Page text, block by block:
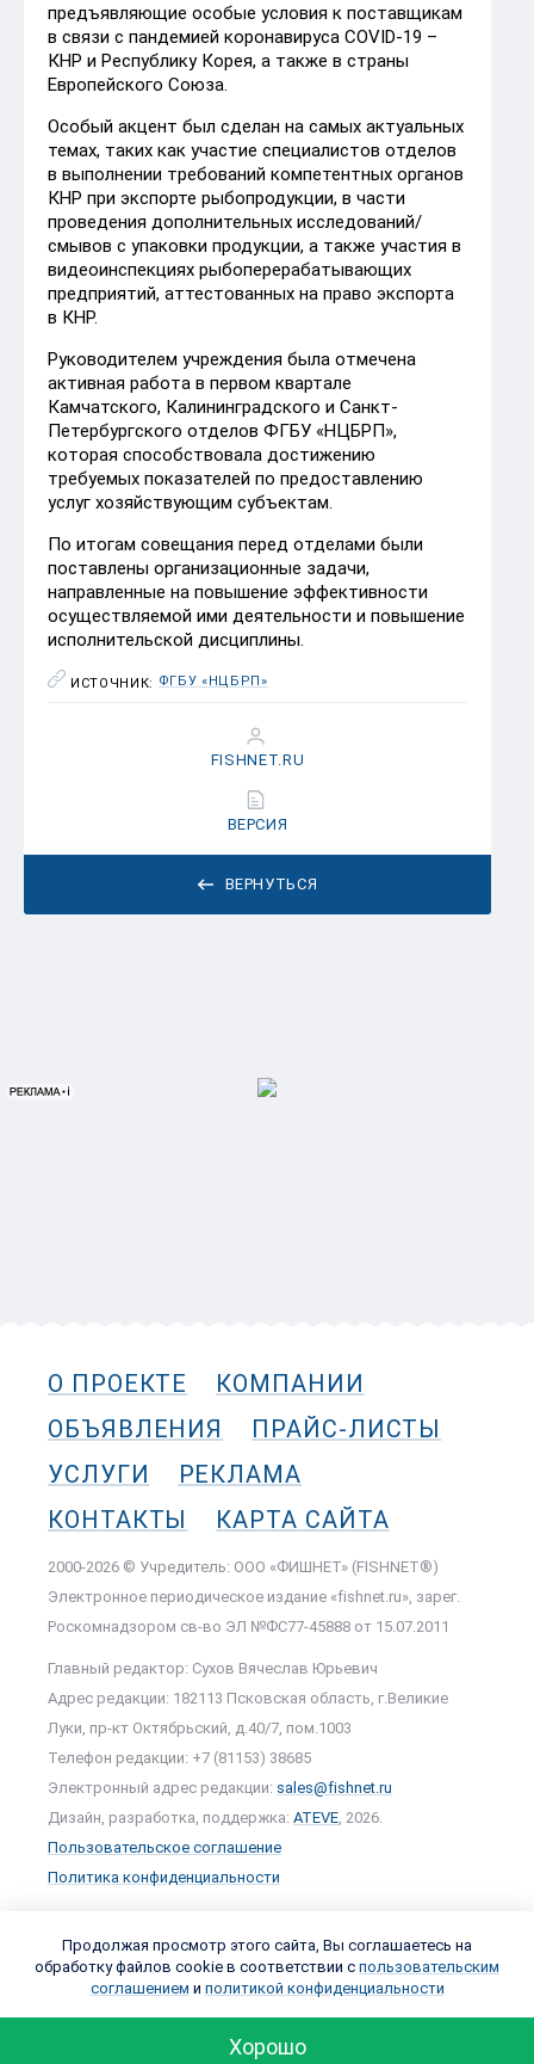
предъявляющие особые условия к поставщикам
в связи с пандемией коронавируса COVID-19 –
КНР и Республику Корея, а также в страны
Европейского Союза.
Особый акцент был сделан на самых актуальных
темах, таких как участие специалистов отделов
в выполнении требований компетентных органов
КНР при экспорте рыбопродукции, в части
проведения дополнительных исследований/
смывов с упаковки продукции, а также участия в
видеоинспекциях рыбоперерабатывающих
предприятий, аттестованных на право экспорта
в КНР.
Руководителем учреждения была отмечена
активная работа в первом квартале
Камчатского, Калининградского и Санкт-
Петербургского отделов ФГБУ «НЦБРП»,
которая способствовала достижению
требуемых показателей по предоставлению
услуг хозяйствующим субъектам.
По итогам совещания перед отделами были
поставлены организационные задачи,
направленные на повышение эффективности
осуществляемой ими деятельности и повышение
исполнительской дисциплины.
ИСТОЧНИК: ФГБУ «НЦБРП»
ВЕРНУТЬСЯ
FISHNET.RU
ВЕРСИЯ
О ПРОЕКТЕ
КОМПАНИИ
ОБЪЯВЛЕНИЯ
ПРАЙС-ЛИСТЫ
УСЛУГИ
РЕКЛАМА
КОНТАКТЫ
КАРТА САЙТА
2000-2026 © Учредитель: ООО «ФИШНЕТ» (FISHNET®)
Электронное периодическое издание «fishnet.ru», зарег.
Роскомнадзором cв-во ЭЛ №ФС77-45888 от 15.07.2011
Главный редактор: Сухов Вячеслав Юрьевич
Адрес редакции: 182113 Псковская область, г.Великие
Луки, пр-кт Октябрьский, д.40/7, пом.1003
Телефон редакции: +7 (81153) 38685
Электронный адрес редакции: sales@fishnet.ru
Дизайн, разработка, поддержка: ATEVE , 2026.
Пользовательское соглашение
Политика конфиденциальности
Продолжая просмотр этого сайта, Вы соглашаетесь на
обработку файлов cookie в соответствии с пользовательским
соглашением и политикой конфиденциальности
Хорошо